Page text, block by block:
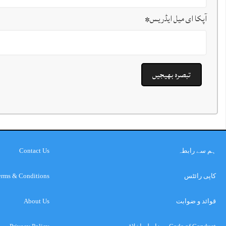
آپکا ای میل ایڈریس*
ہم سے رابطہ
کاپی رائٹس
قوائد و ضوابت
Contact Us
& Conditions
About Us